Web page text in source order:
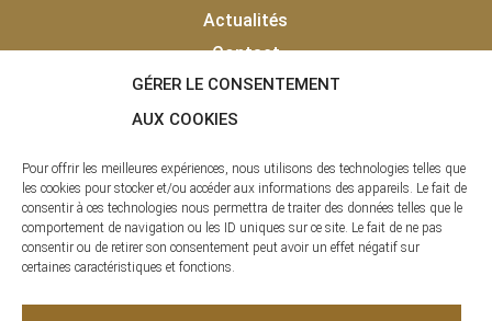
GÉRER LE CONSENTEMENT
AUX COOKIES
Pour offrir les meilleures expériences, nous utilisons des technologies telles que
les cookies pour stocker et/ou accéder aux informations des appareils. Le fait de
consentir à ces technologies nous permettra de traiter des données telles que le
comportement de navigation ou les ID uniques sur ce site. Le fait de ne pas
consentir ou de retirer son consentement peut avoir un effet négatif sur
certaines caractéristiques et fonctions.
Actualités
Contact
Vendu
Laisser un avis client